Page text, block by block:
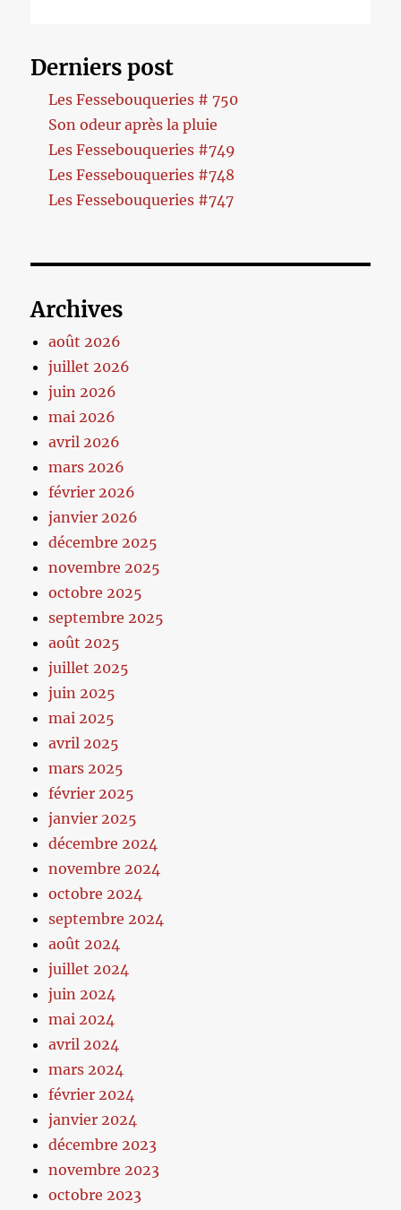
Derniers post
Les Fessebouqueries # 750
Son odeur après la pluie
Les Fessebouqueries #749
Les Fessebouqueries #748
Les Fessebouqueries #747
Archives
août 2026
juillet 2026
juin 2026
mai 2026
avril 2026
mars 2026
février 2026
janvier 2026
décembre 2025
novembre 2025
octobre 2025
septembre 2025
août 2025
juillet 2025
juin 2025
mai 2025
avril 2025
mars 2025
février 2025
janvier 2025
décembre 2024
novembre 2024
octobre 2024
septembre 2024
août 2024
juillet 2024
juin 2024
mai 2024
avril 2024
mars 2024
février 2024
janvier 2024
décembre 2023
novembre 2023
octobre 2023